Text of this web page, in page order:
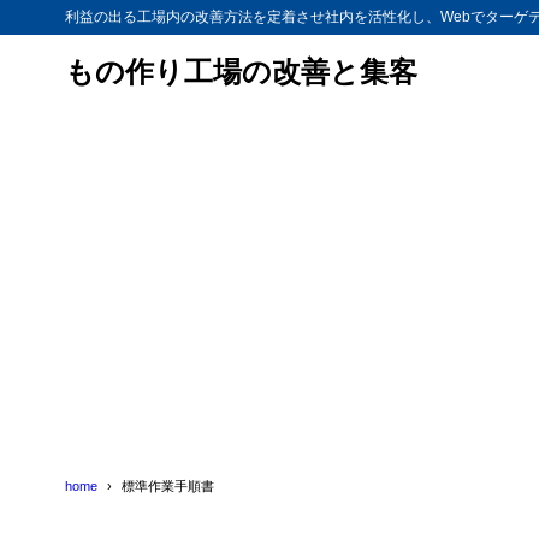
利益の出る工場内の改善方法を定着させ社内を活性化し、Webでターゲ
もの作り工場の改善と集客
home 標準作業手順書